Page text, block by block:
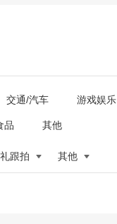
交通/汽车 游戏娱乐
品 其他
跟拍 其他